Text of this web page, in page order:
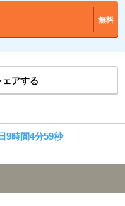
無料
アする
9時間4分58秒